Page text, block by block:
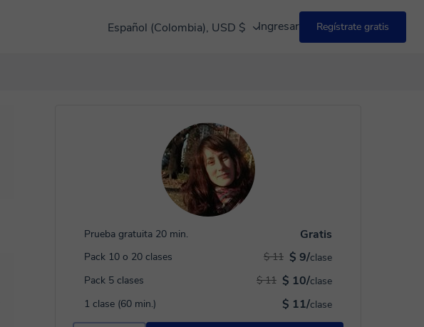
Español (Colombia), USD $ Ingresar Regístrate gratis
Prueba gratuita 20 min. Gratis
Pack 10 o 20 clases $ 9/clase
$ 11
Pack 5 clases
$ 10/clase
$ 11
1 clase (60 min.)
$ 11/clase